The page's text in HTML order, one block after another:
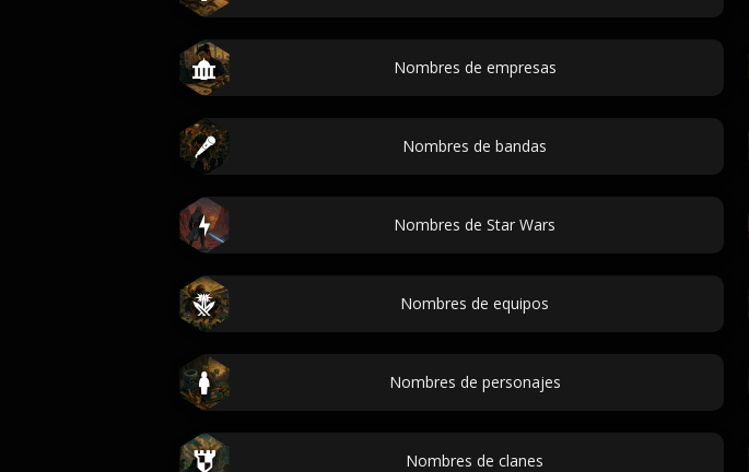
Nombres de empresas
Nombres de bandas
Nombres de Star Wars
Nombres de equipos
Nombres de personajes
Nombres de clanes